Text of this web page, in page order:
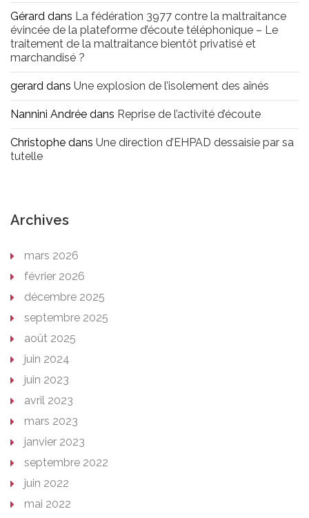
Gérard dans La fédération 3977 contre la maltraitance
évincée de la plateforme d’écoute téléphonique – Le
traitement de la maltraitance bientôt privatisé et
marchandisé ?
gerard dans Une explosion de l’isolement des aînés
Nannini Andrée dans Reprise de l’activité d’écoute
Christophe dans Une direction d’EHPAD dessaisie par sa
tutelle
Archives
mars 2026
février 2026
décembre 2025
septembre 2025
août 2025
juin 2024
juin 2023
avril 2023
mars 2023
janvier 2023
septembre 2022
juin 2022
mai 2022